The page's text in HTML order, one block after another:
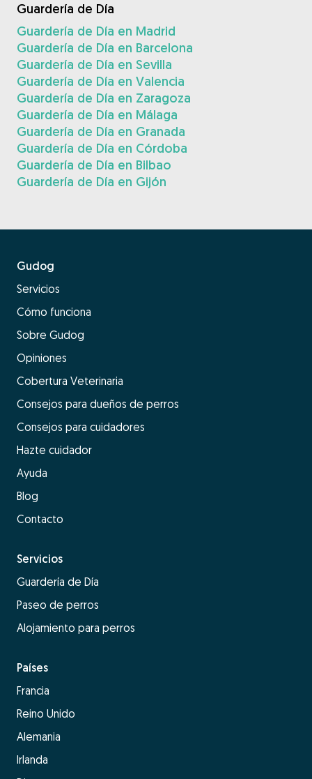
Guardería de Día
Guardería de Día en Madrid
Guardería de Día en Barcelona
Guardería de Día en Sevilla
Guardería de Día en Valencia
Guardería de Día en Zaragoza
Guardería de Día en Málaga
Guardería de Día en Granada
Guardería de Día en Córdoba
Guardería de Día en Bilbao
Guardería de Día en Gijón
Gudog
Servicios
Cómo funciona
Sobre Gudog
Opiniones
Cobertura Veterinaria
Consejos para dueños de perros
Consejos para cuidadores
Hazte cuidador
Ayuda
Blog
Contacto
Servicios
Guardería de Día
Paseo de perros
Alojamiento para perros
Países
Francia
Reino Unido
Alemania
Irlanda